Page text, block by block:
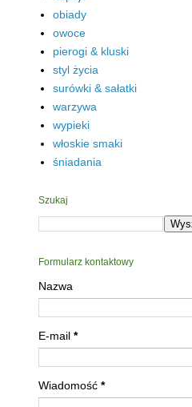
obiady
owoce
pierogi & kluski
styl życia
surówki & sałatki
warzywa
wypieki
włoskie smaki
śniadania
Szukaj
Formularz kontaktowy
Nazwa
E-mail *
Wiadomość *